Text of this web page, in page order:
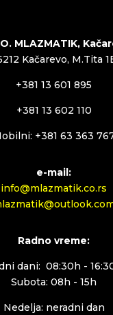
MLAZMATIK,
Kačarevo, M.Tita
+381 13 601 895
+381 13 602 110
+381 63 363
e-mail:
info@mlazmatik.co.rs
Radno vreme:
dani: 08:30h -
Subota: 08h - 15h
Nedelja: neradni dan